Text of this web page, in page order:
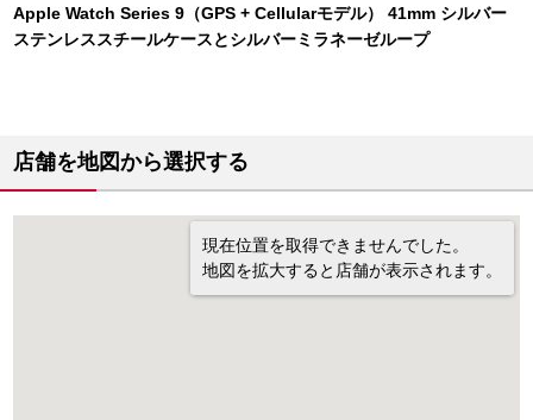
Apple Watch Series 9（GPS + Cellularモデル） 41mm シルバー
ステンレススチールケースとシルバーミラネーゼループ
店舗を地図から選択する
現在位置を取得できませんでした。
地図を拡大すると店舗が表示されます。